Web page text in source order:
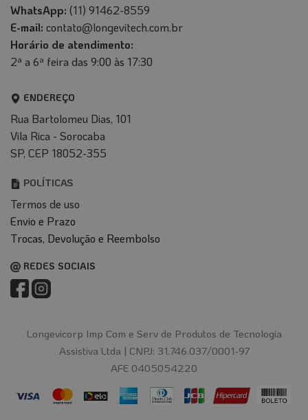
WhatsApp: (11) 91462-8559
E-mail: contato@longevitech.com.br
Horário de atendimento:
2ª a 6ª feira das 9:00 às 17:30
ENDEREÇO
Rua Bartolomeu Dias, 101
Vila Rica - Sorocaba
SP, CEP 18052-355
POLÍTICAS
Termos de uso
Envio e Prazo
Trocas, Devolução e Reembolso
REDES SOCIAIS
Longevicorp Imp Com e Serv de Produtos de Tecnologia
Assistiva Ltda | CNPJ: 31.746.037/0001-97
AFE 0405054220